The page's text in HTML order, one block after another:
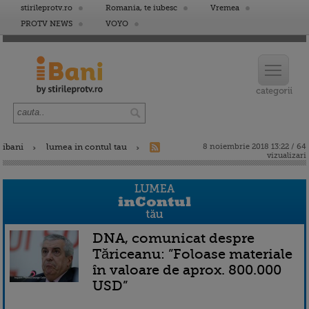
stirileprotv.ro Romania, te iubesc
Vremea
PROTV NEWS
VOYO
ibani lumea in contul tau
8 noiembrie 2018 13:22 / 64
vizualizari
DNA, comunicat despre
Tăriceanu: ”Foloase materiale
în valoare de aprox. 800.000
USD”